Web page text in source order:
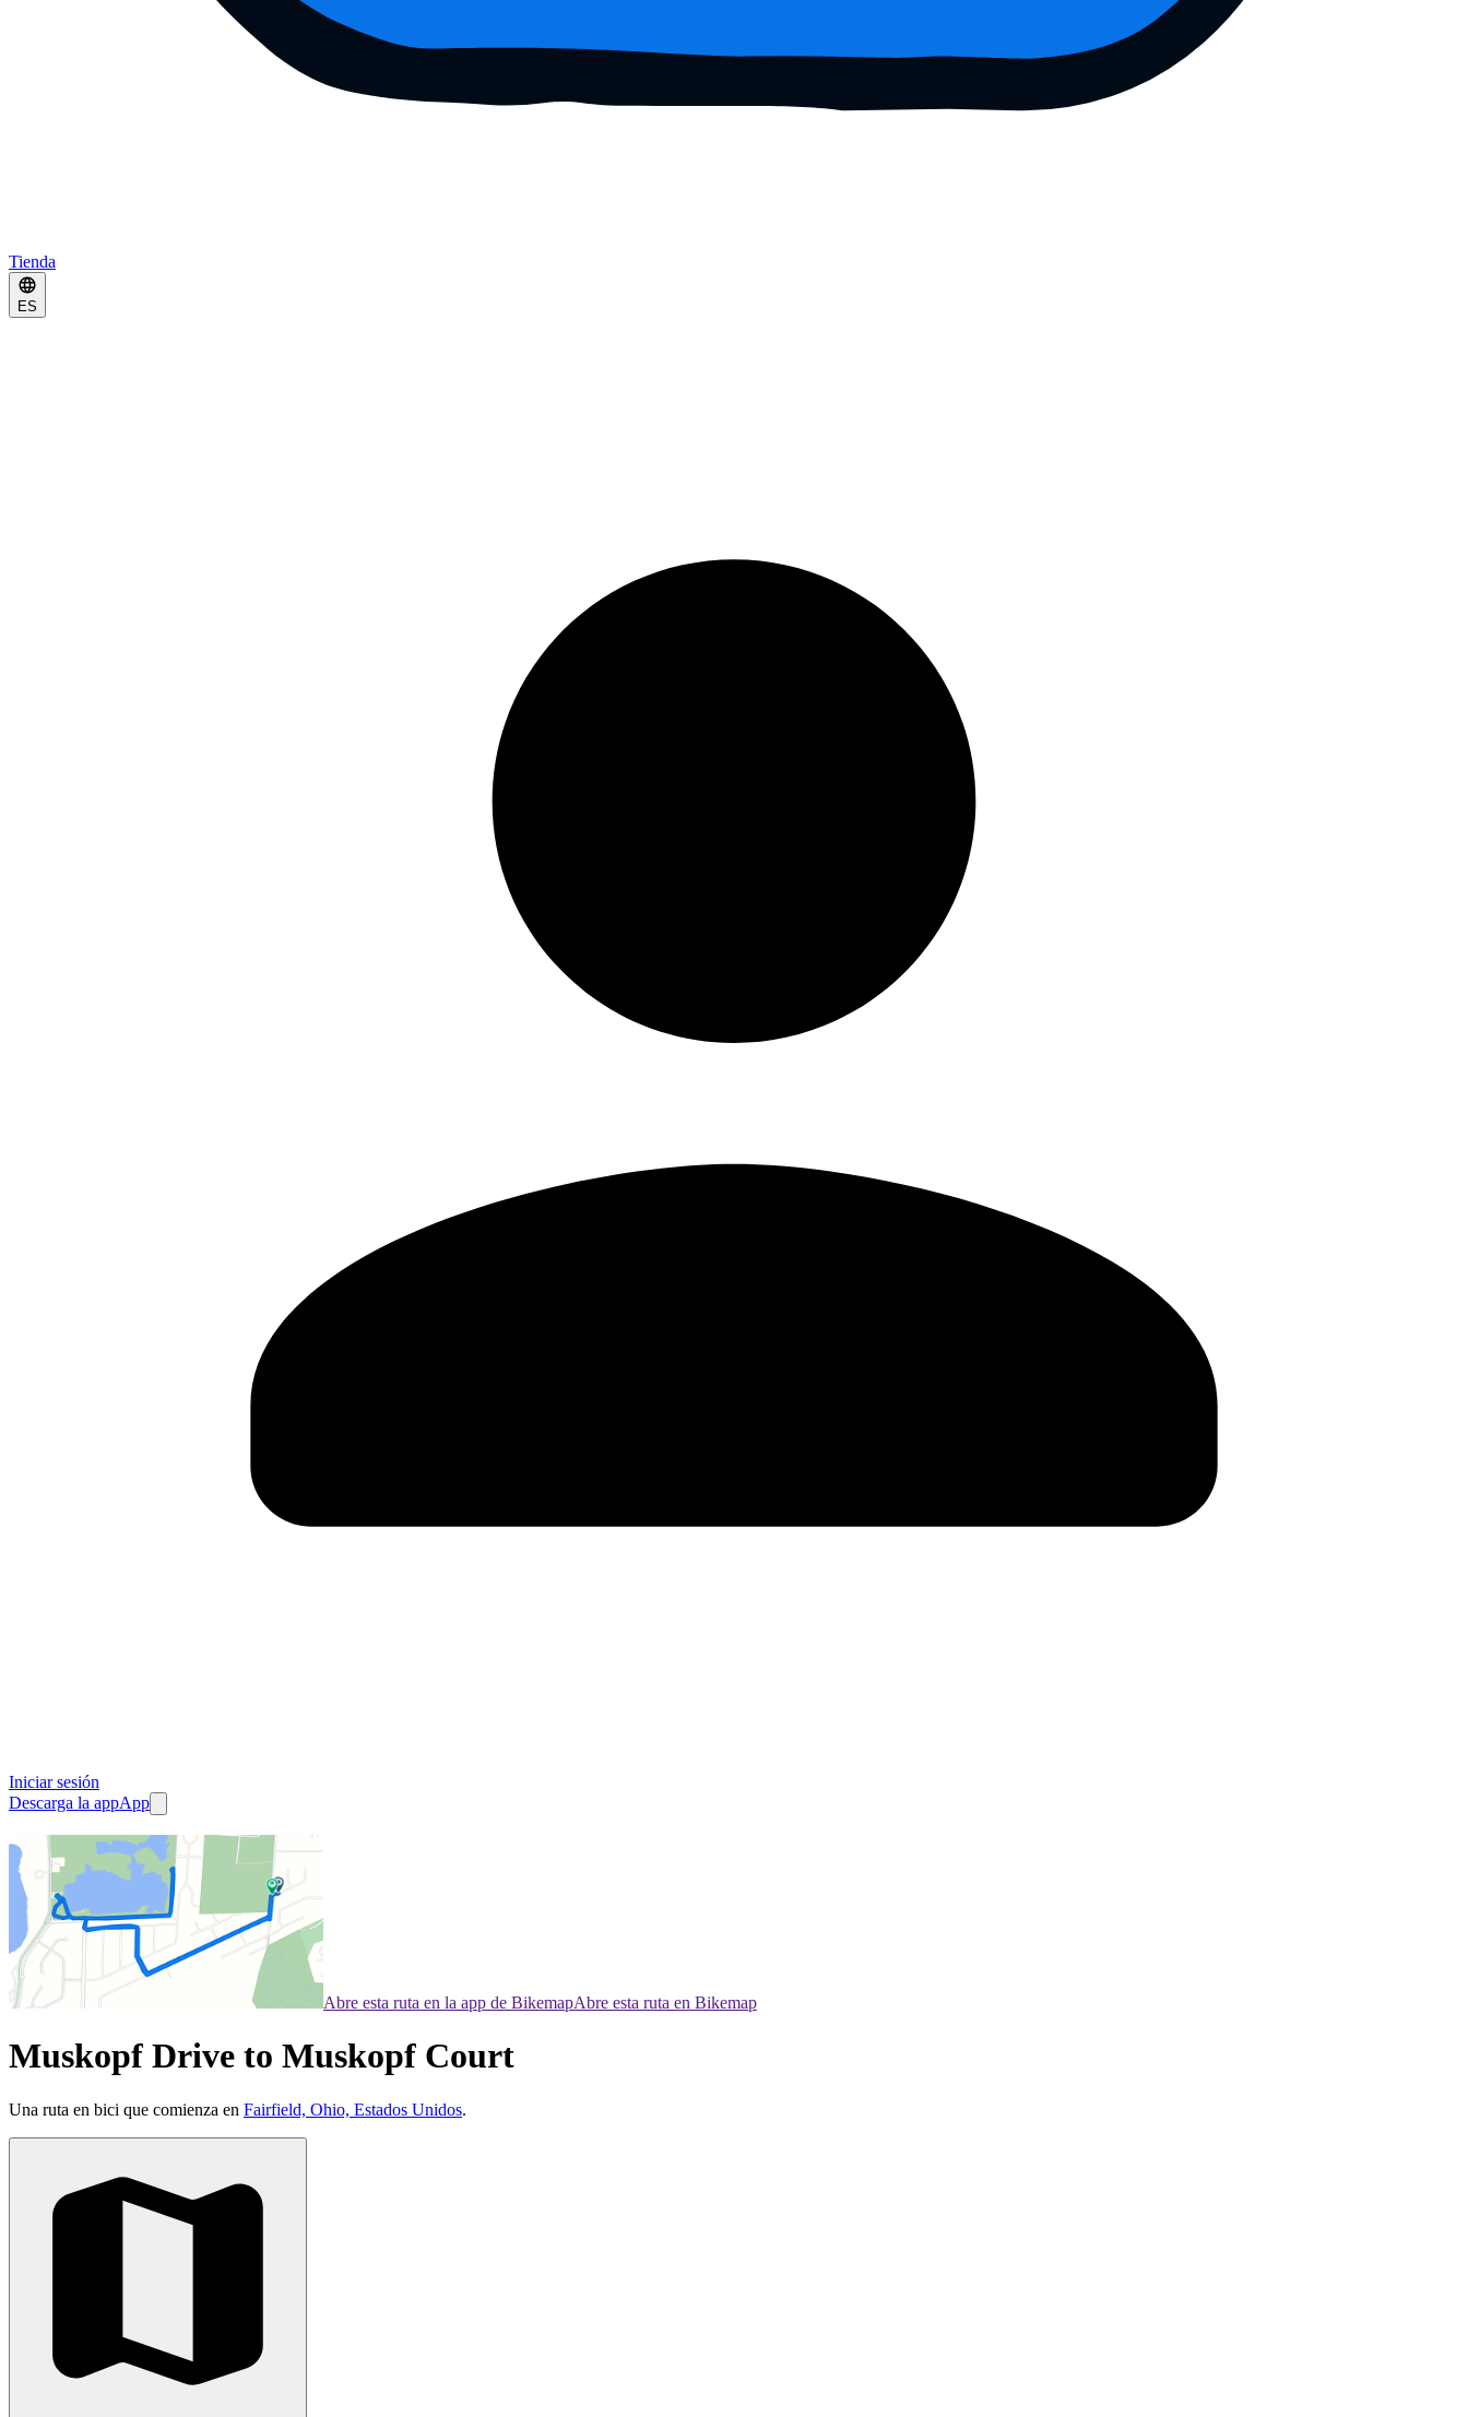
Tienda
ES
Iniciar sesión
Descarga la appApp
Abre esta ruta en la app de BikemapAbre esta ruta en Bikemap
Muskopf Drive to Muskopf Court
Una ruta en bici que comienza en Fairfield, Ohio, Estados Unidos.